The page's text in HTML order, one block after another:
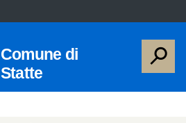
Comune di
Statte